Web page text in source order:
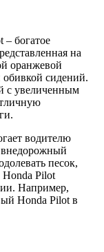
– богатое
на
оранжевой
обивкой сидений.
с увеличенным
водителю
внедорожный
песок,
Pilot
Например,
Honda Pilot в